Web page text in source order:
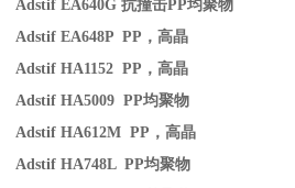
Adstif EA640G抗撞击PP均聚物
Adstif EA648P PP ，高晶
Adstif HA1152 PP ，高晶
Adstif HA5009 PP均聚物
Adstif HA612M PP ，高晶
Adstif HA748L PP均聚物